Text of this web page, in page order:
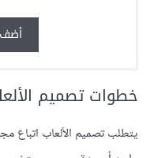
خطوات تصميم
يتطلب تصميم الألعاب اتباع